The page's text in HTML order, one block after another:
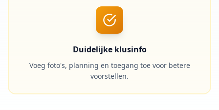
Duidelijke klusinfo
Voeg foto's, planning en toegang toe voor betere
voorstellen.